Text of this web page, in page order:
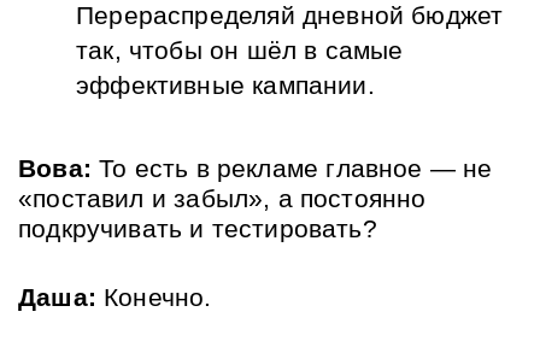
Перераспределяй дневной бюджет
так, чтобы он шёл в самые
эффективные кампании.
Вова: То есть в рекламе главное — не
«поставил и забыл», а постоянно
подкручивать и тестировать?
Даша: Конечно.